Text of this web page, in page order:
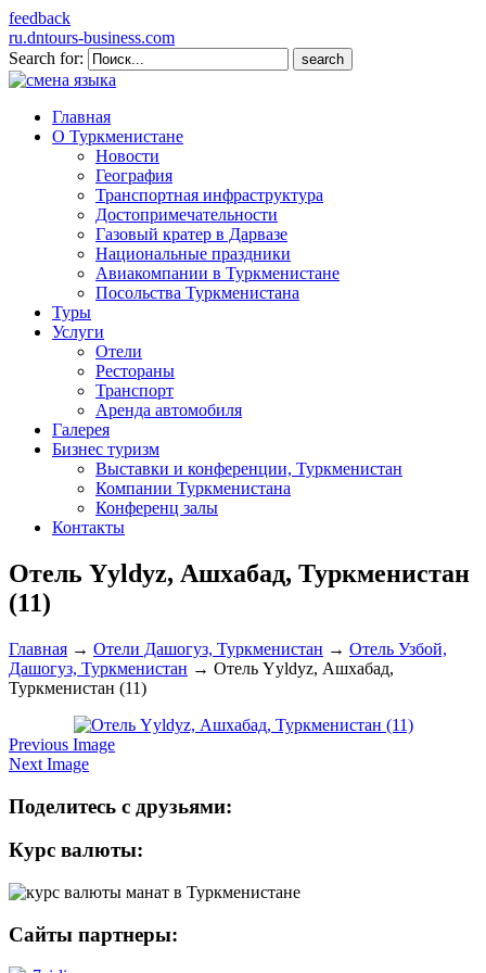
feedback
ru.dntours-business.com
Search for:
Главная
О Туркменистане
Новости
География
Транспортная инфраструктура
Достопримечательности
Газовый кратер в Дарвазе
Национальные праздники
Авиакомпании в Туркменистане
Посольства Туркменистана
Туры
Услуги
Отели
Рестораны
Транспорт
Аренда автомобиля
Галерея
Бизнес туризм
Выставки и конференции, Туркменистан
Компании Туркменистана
Конференц залы
Контакты
Отель Yyldyz, Ашхабад, Туркменистан
(11)
Главная → Отели Дашогуз, Туркменистан → Отель Узбой,
Дашогуз, Туркменистан → Отель Yyldyz, Ашхабад,
Туркменистан (11)
Previous Image
Next Image
Поделитесь с друзьями:
Курс валюты:
Сайты партнеры: